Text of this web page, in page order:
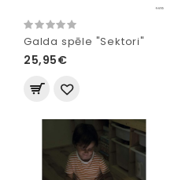
Galda spēle "Sektori"
25,95€